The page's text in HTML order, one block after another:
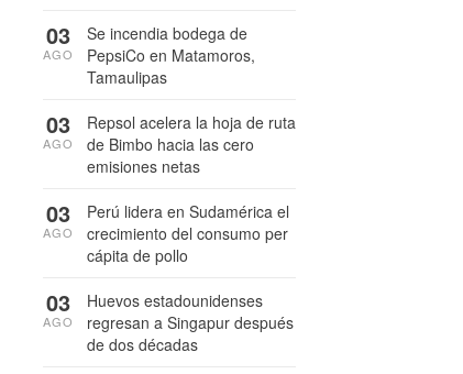
Se incendia bodega de
PepsiCo en Matamoros,
Tamaulipas
03
AGO
Repsol acelera la hoja de ruta
de Bimbo hacia las cero
emisiones netas
03
AGO
Perú lidera en Sudamérica el
crecimiento del consumo per
cápita de pollo
03
AGO
Huevos estadounidenses
regresan a Singapur después
de dos décadas
03
AGO